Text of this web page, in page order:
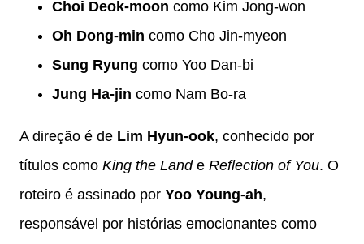
Choi Deok-moon como Kim Jong-won
Oh Dong-min como Cho Jin-myeon
Sung Ryung como Yoo Dan-bi
Jung Ha-jin como Nam Bo-ra
A direção é de Lim Hyun-ook, conhecido por
títulos como King the Lande Reflection of You. O
roteiro é assinado por Yoo Young-ah,
responsável por histórias emocionantes como